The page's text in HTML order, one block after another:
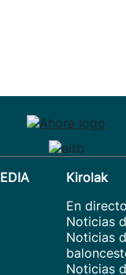
Kirolak
En directo
Noticias
Noticias
Noticias